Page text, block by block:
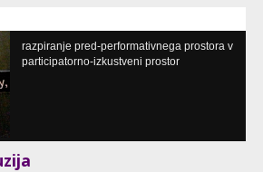
razpiranje pred-performativnega prostora v
participatorno-izkustveni prostor